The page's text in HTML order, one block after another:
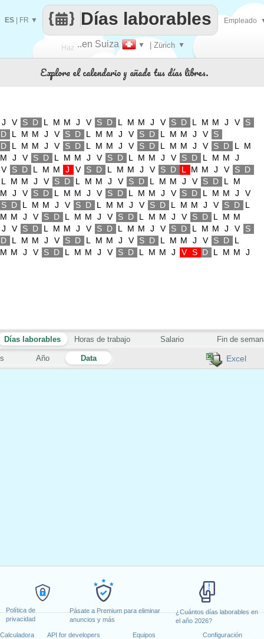
Política de
privacidad
Pásate a Premium para eliminar
anuncios y más
¿Cuántos días laborables en
el año 2026?
Calculadora
API for developers
Equipos
Configuración
Haz ..en Suiza ▼ | Zürich ▼
Días laborables
ES FR ▼ Empleado
Excel
Explora el calendario y añade tus días libres.
J V S D L M M J V S D L M M J V S D L M M J V
S
D
L M M J V S D L M M J V S D L M M J V
S
D
L M M J V S D L M M J V S D L M M J V S D L
M
M
J V S D L M M J V S D L M M J V S D L M M
J
V
S D L M M J V S D L M M J V S D L M M J V S D
L
M M J V S D L M M J V S D L M M J V S D L
M
M
J V S D L M M J V S D L M M J V S D L M M J
V
S D L M M J V S D L M M J V S D L M M J V S D
L
M M J V S D L M M J V S D L M M J V S D L M M
J
V S D L M M J V S D L M M J V S D L M M J V
S
D
L M M J V S D L M M J V S D L M M J V S D
L
M M J V S D L M M J V S D L M M J V S D L M M J
Año Data
Días laborables Horas de trabajo Salario Fin de